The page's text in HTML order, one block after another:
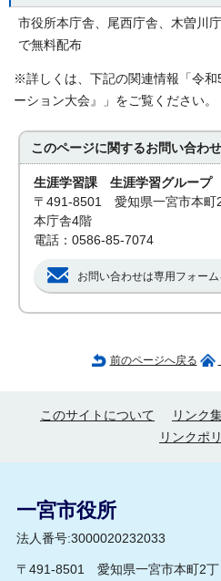
市役所本庁舎、尾西庁舎、木曽川
で無料配布
※詳しくは、下記の関連情報「令
ーション大会』」をご覧ください。
このページに関するお問い合わせ
生涯学習課 生涯学習グループ
〒491-8501 愛知県一宮市本
本庁舎4階
電話：0586-85-7074
お問い合わせは専用フォーム
前のページへ戻る
このサイトについて リンク
リンクポ
一宮市役所
法人番号:3000020232033
〒491-8501 愛知県一宮市本町2丁